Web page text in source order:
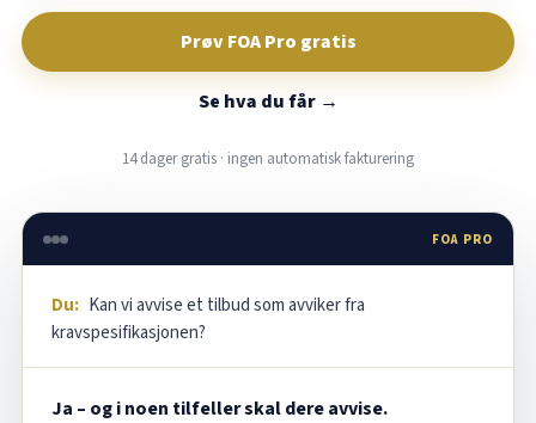
Prøv FOA Pro gratis
Se hva du får →
14 dager gratis · ingen automatisk fakturering
FOA PRO
Du: Kan vi avvise et tilbud som avviker fra
kravspesifikasjonen?
Ja – og i noen tilfeller skal dere avvise.